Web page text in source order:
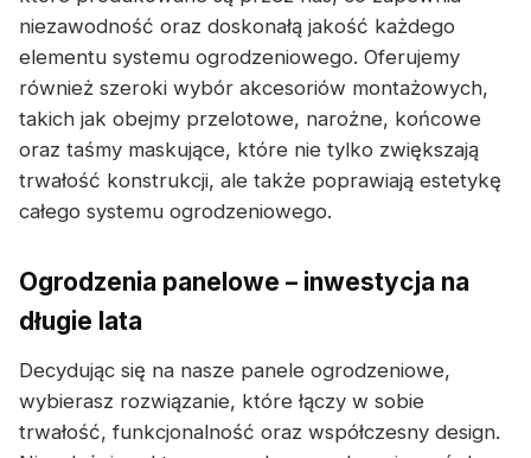
niezawodność oraz doskonałą jakość każdego
elementu systemu ogrodzeniowego. Oferujemy
również szeroki wybór akcesoriów montażowych,
takich jak obejmy przelotowe, narożne, końcowe
oraz taśmy maskujące, które nie tylko zwiększają
trwałość konstrukcji, ale także poprawiają estetykę
całego systemu ogrodzeniowego.
Ogrodzenia panelowe – inwestycja na
długie lata
Decydując się na nasze panele ogrodzeniowe,
wybierasz rozwiązanie, które łączy w sobie
trwałość, funkcjonalność oraz współczesny design.